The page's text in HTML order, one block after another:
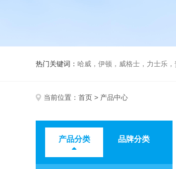
热门关键词： 哈威，伊顿，威格士，力士乐，
当前位置： 首页 > 产品中心
产品分类 品牌分类